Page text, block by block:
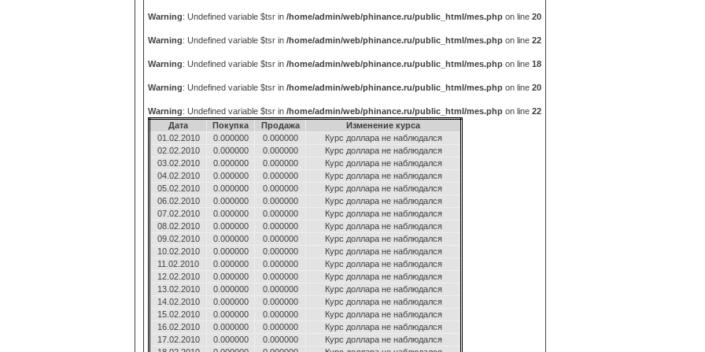
Warning: Undefined variable $tsr in /home/admin/web/phinance.ru/public_html/mes.php on line 20
Warning: Undefined variable $tsr in /home/admin/web/phinance.ru/public_html/mes.php on line 22
Warning: Undefined variable $tsr in /home/admin/web/phinance.ru/public_html/mes.php on line 18
Warning: Undefined variable $tsr in /home/admin/web/phinance.ru/public_html/mes.php on line 20
Warning: Undefined variable $tsr in /home/admin/web/phinance.ru/public_html/mes.php on line 22
Дата
Покупка Продажа
Изменение курса
01.02.2010
0.000000 0.000000
Курс доллара не наблюдался
02.02.2010
0.000000 0.000000
Курс доллара не наблюдался
03.02.2010
0.000000 0.000000
Курс доллара не наблюдался
04.02.2010
0.000000 0.000000
Курс доллара не наблюдался
05.02.2010
0.000000 0.000000
Курс доллара не наблюдался
06.02.2010
0.000000 0.000000
Курс доллара не наблюдался
07.02.2010
0.000000 0.000000
Курс доллара не наблюдался
08.02.2010
0.000000 0.000000
Курс доллара не наблюдался
09.02.2010
0.000000 0.000000
Курс доллара не наблюдался
10.02.2010
0.000000 0.000000
Курс доллара не наблюдался
11.02.2010
0.000000 0.000000
Курс доллара не наблюдался
12.02.2010
0.000000 0.000000
Курс доллара не наблюдался
13.02.2010
0.000000 0.000000
Курс доллара не наблюдался
14.02.2010
0.000000 0.000000
Курс доллара не наблюдался
15.02.2010
0.000000 0.000000
Курс доллара не наблюдался
16.02.2010
0.000000 0.000000
Курс доллара не наблюдался
17.02.2010
0.000000 0.000000
Курс доллара не наблюдался